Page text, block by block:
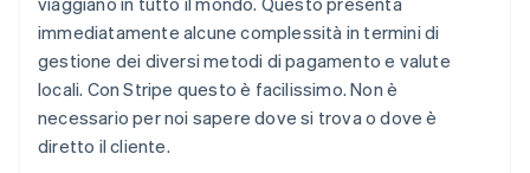
immediatamente alcune complessità in termini di
gestione dei diversi metodi di pagamento e valute
locali. Con Stripe questo è facilissimo. Non è
necessario per noi sapere dove si trova o dove è
diretto il cliente.